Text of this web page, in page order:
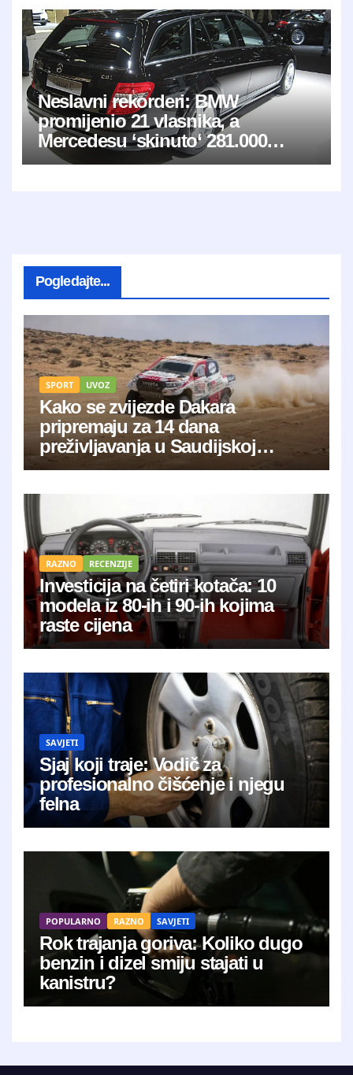
Neslavni rekorderi: BMW
promijenio 21 vlasnika, a
Mercedesu ‘skinuto‘ 281.000
kilometara
Pogledajte...
SPORT UVOZ
Kako se zvijezde Dakara
pripremaju za 14 dana
preživljavanja u Saudijskoj
Arabiji?
RAZNO RECENZIJE
Investicija na četiri kotača: 10
modela iz 80-ih i 90-ih kojima
raste cijena
SAVJETI
Sjaj koji traje: Vodič za
profesionalno čišćenje i njegu
felna
POPULARNO RAZNO SAVJETI
Rok trajanja goriva: Koliko dugo
benzin i dizel smiju stajati u
kanistru?